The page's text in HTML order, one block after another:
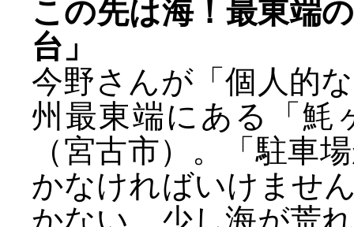
この先は海！最東端
台」
今野さんが「個人的
州最東端にある「魹
（宮古市）。「駐車
かなければいけませ